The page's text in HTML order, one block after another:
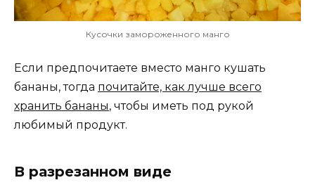
Кусочки замороженного манго
Если предпочитаете вместо манго кушать
бананы, тогда почитайте, как лучше всего
хранить бананы, чтобы иметь под рукой
любимый продукт.
В разрезанном виде